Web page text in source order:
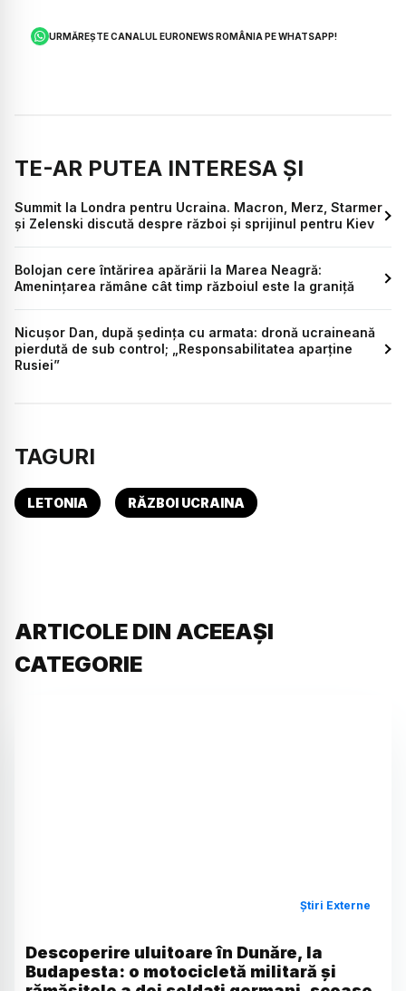
URMĂREȘTE CANALUL EURONEWS ROMÂNIA PE WHATSAPP!
TE-AR PUTEA INTERESA ȘI
Summit la Londra pentru Ucraina. Macron, Merz, Starmer
și Zelenski discută despre război și sprijinul pentru Kiev
Bolojan cere întărirea apărării la Marea Neagră:
Amenințarea rămâne cât timp războiul este la graniță
Nicușor Dan, după ședința cu armata: dronă ucraineană
pierdută de sub control; „Responsabilitatea aparține
Rusiei”
TAGURI
LETONIA RĂZBOI UCRAINA
ARTICOLE DIN ACEEAȘI
CATEGORIE
Știri Externe
Descoperire uluitoare în Dunăre, la
Budapesta: o motocicletă militară și